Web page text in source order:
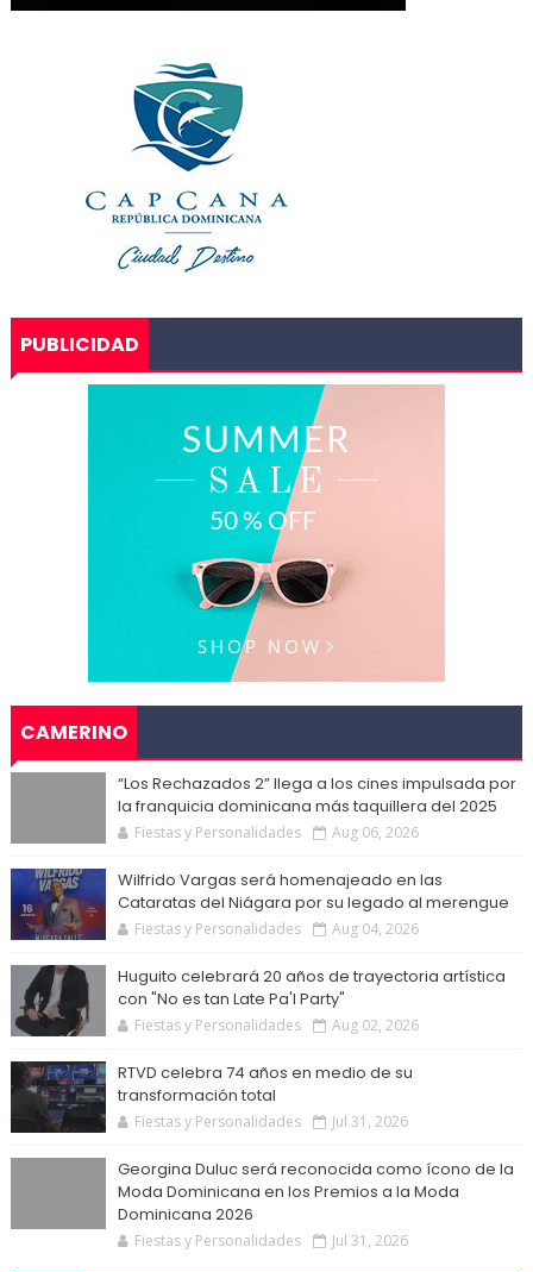
PUBLICIDAD
CAMERINO
“Los Rechazados 2” llega a los cines impulsada por
la franquicia dominicana más taquillera del 2025
Fiestas y Personalidades Aug 06, 2026
Wilfrido Vargas será homenajeado en las
Cataratas del Niágara por su legado al merengue
Fiestas y Personalidades Aug 04, 2026
Huguito celebrará 20 años de trayectoria artística
con "No es tan Late Pa'l Party"
Fiestas y Personalidades Aug 02, 2026
RTVD celebra 74 años en medio de su
transformación total
Fiestas y Personalidades Jul 31, 2026
Georgina Duluc será reconocida como ícono de la
Moda Dominicana en los Premios a la Moda
Dominicana 2026
Fiestas y Personalidades Jul 31, 2026